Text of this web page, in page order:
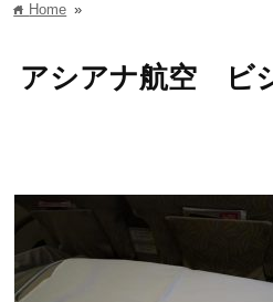
home Home »
アシアナ航空 ビ